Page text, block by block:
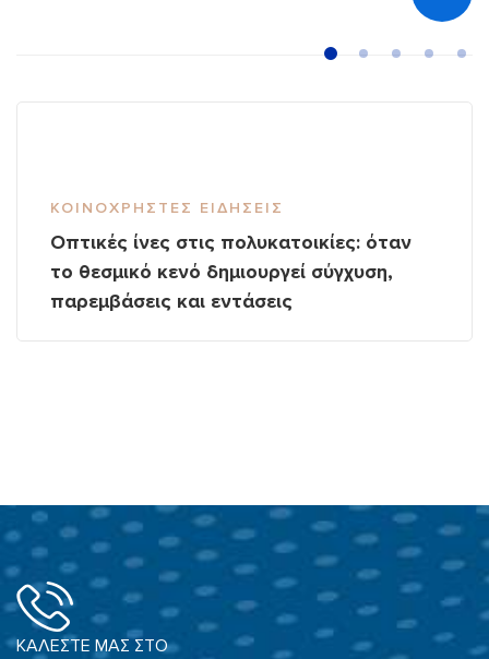
ΚΟΙΝΌΧΡΗΣΤΕΣ ΕΙΔΉΣΕΙΣ
Οπτικές ίνες στις πολυκατοικίες: όταν
το θεσμικό κενό δημιουργεί σύγχυση,
παρεμβάσεις και εντάσεις
ΚΑΛΕΣΤΕ ΜΑΣ ΣΤΟ